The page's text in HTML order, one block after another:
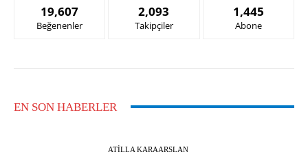
19,607
Beğenenler
2,093
Takipçiler
1,445
Abone
EN SON HABERLER
ATILLA KARAARSLAN